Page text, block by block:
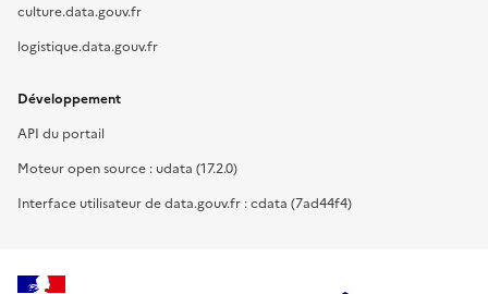
culture.data.gouv.fr
logistique.data.gouv.fr
Développement
API du portail
Moteur open source : udata (17.2.0)
Interface utilisateur de data.gouv.fr : cdata (7ad44f4)